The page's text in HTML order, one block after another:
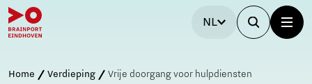
NL
Home Verdieping Vrije doorgang voor hulpdiensten